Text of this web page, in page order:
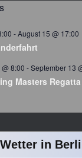
-August 15 @ 17:00
8:00 -September 13
Masters Regatta
Wetter in